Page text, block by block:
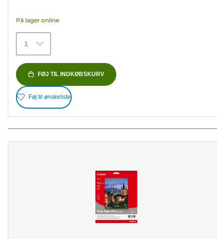
stjerner.
482
anmeldelser
På lager online
1
FØJ TIL INDKØBSKURV
Føj til ønskeliste